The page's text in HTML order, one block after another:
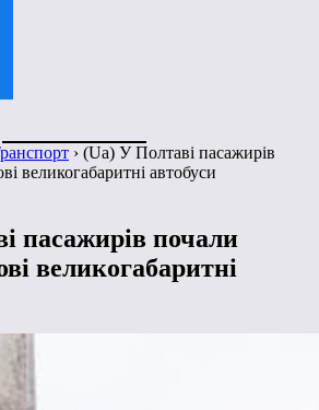
› (Ua) У Полтаві пасажирів
великогабаритні автобуси
пасажирів почали
великогабаритні